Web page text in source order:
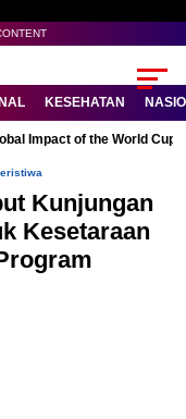
KESEHATAN
Impact of the World Cup
Kunjungan
Kesetaraan